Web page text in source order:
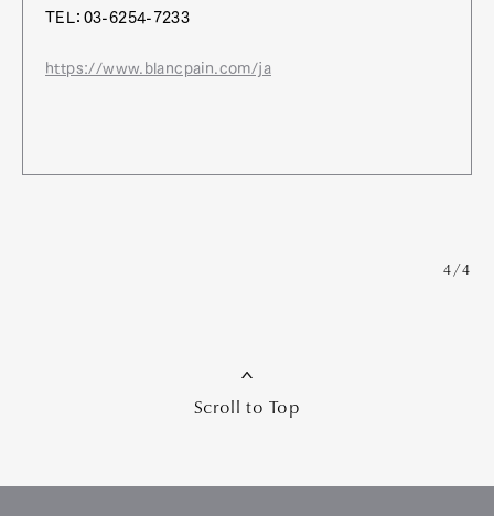
TEL：03-6254-7233
https://www.blancpain.com/ja
4/4
Scroll to Top